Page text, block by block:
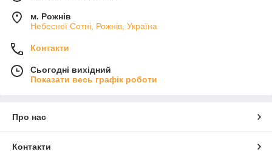
м. Рожнів
Небесної Сотні, Рожнів, Україна
Контакти
Сьогодні вихідний
Показати весь графік роботи
Про нас
Контакти